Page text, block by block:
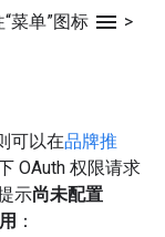
菜单”图标 menu >
可以在品牌推
OAuth 权限请求
示尚未配置
：